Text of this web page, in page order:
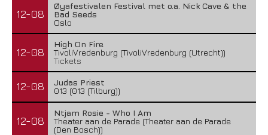
12-08
Øyafestivalen Festival met o.a. Nick Cave & the
Bad Seeds
Oslo
12-08
High On Fire
TivoliVredenburg (TivoliVredenburg (Utrecht))
Tickets
12-08
Judas Priest
013 (013 (Tilburg))
12-08
Ntjam Rosie - Who I Am
Theater aan de Parade (Theater aan de Parade
(Den Bosch))